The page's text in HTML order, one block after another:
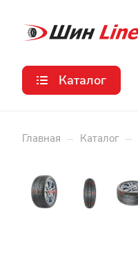
Каталог
Главная – Каталог –